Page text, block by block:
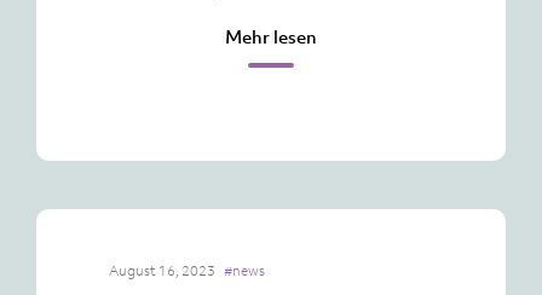
Mehr lesen
August 16, 2023 #news